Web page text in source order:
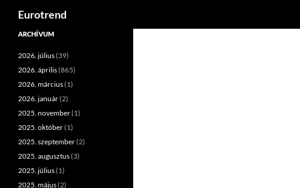
Kilépés
Eurotrend
ARCHÍVUM
2026. július(39)
2026. április(865)
2026. március(1)
2026. január(2)
2025. november(1)
2025. október(1)
2025. szeptember(2)
2025. augusztus(3)
2025. július(1)
2025. május(2)